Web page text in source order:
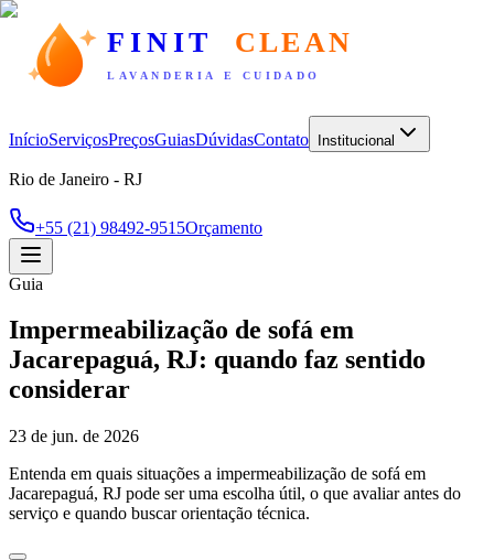
FINIT CLEAN
LAVANDERIA E CUIDADO
InícioServiçosPreçosGuiasDúvidasContato Institucional
Rio de Janeiro - RJ
+55 (21) 98492-9515Orçamento
Guia
Impermeabilização de sofá em
Jacarepaguá, RJ: quando faz sentido
considerar
23 de jun. de 2026
Entenda em quais situações a impermeabilização de sofá em
Jacarepaguá, RJ pode ser uma escolha útil, o que avaliar antes do
serviço e quando buscar orientação técnica.